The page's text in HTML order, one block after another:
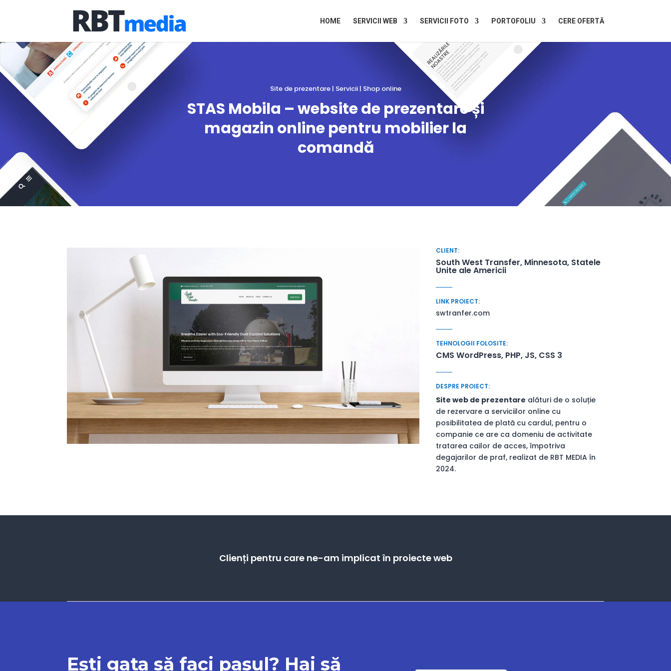
HOME SERVICII WEB SERVICII FOTO PORTOFOLIU CERE OFERTĂ
Site de prezentare | Servicii | Shop online
STAS Mobila – website de prezentare și
magazin online pentru mobilier la
comandă
CLIENT:
South West Transfer, Minnesota, Statele
Unite ale Americii
LINK PROIECT:
swtranfer.com
TEHNOLOGII FOLOSITE:
CMS WordPress, PHP, JS, CSS 3
DESPRE PROIECT:
Site web de prezentare alături de o soluție
de rezervare a serviciilor online cu
posibilitatea de plată cu cardul, pentru o
companie ce are ca domeniu de activitate
tratarea cailor de acces, împotriva
degajarilor de praf, realizat de RBT MEDIA în
2024.
Clienți pentru care ne-am implicat în proiecte web
Ești gata să faci pasul? Hai să